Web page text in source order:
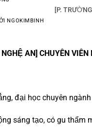
[P.
NGOKIMBINH
AN] CHUYÊN VIÊN
đại học chuyên
sáng tạo, có gu thẩm